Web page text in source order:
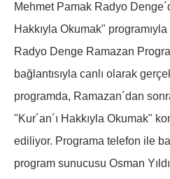
Mehmet Pamak Radyo
Hakkıyla Okumak"
Radyo Denge Ramazan
bağlantısıyla canlı olarak
programda, Ramazan´dan
"Kur´an´ı Hakkıyla Okumak"
ediliyor. Programa telefon ile
program sunucusu Osman